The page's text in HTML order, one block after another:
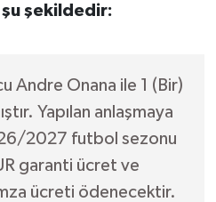
şekildedir:
Andre Onana ile 1 (Bir)
Yapılan anlaşmaya
2027 futbol sezonu
garanti ücret ve
ücreti ödenecektir.